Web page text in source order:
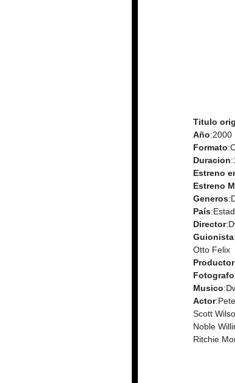
Titulo
Año:2000
Formato
Duracion
Estreno
Estreno
Generos
País
Director
Guionista
Otto Felix
Productor
Fotografo
Musico
Actor
Scott
Noble
Ritchie